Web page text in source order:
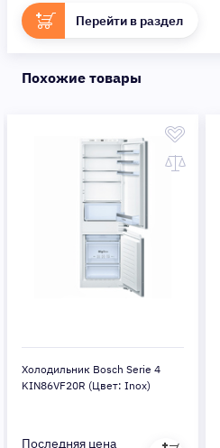
Перейти в раздел
Похожие товары
Холодильник Bosch Serie 4
KIN86VF20R (Цвет: Inox)
Последняя цена